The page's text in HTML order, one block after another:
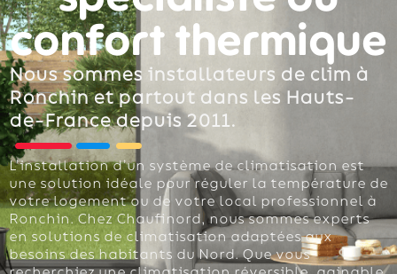
confort thermique
Nous sommes installateurs de clim à
Ronchin et partout dans les Hauts-
de-France depuis 2011.
L’installation d’un système de climatisation est
une solution idéale pour réguler la température de
votre logement ou de votre local professionnel à
Ronchin. Chez Chaufinord, nous sommes experts
en solutions de climatisation adaptées aux
besoins des habitants du Nord. Que vous